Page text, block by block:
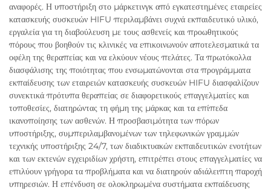
αναφορές. Η υποστήριξη στο μάρκετινγκ από εγκατεστημένες εταιρείες
κατασκευής συσκευών HIFU περιλαμβάνει συχνά εκπαιδευτικό υλικό,
εργαλεία για τη διαβούλευση με τους ασθενείς και προωθητικούς
πόρους που βοηθούν τις κλινικές να επικοινωνούν αποτελεσματικά τα
οφέλη της θεραπείας και να ελκύουν νέους πελάτες. Τα πρωτόκολλα
διασφάλισης της ποιότητας που ενσωματώνονται στα προγράμματα
εκπαίδευσης των εταιρειών κατασκευής συσκευών HIFU διασφαλίζουν
συνεκτικά πρότυπα θεραπείας σε διαφορετικούς επαγγελματίες και
τοποθεσίες, διατηρώντας τη φήμη της μάρκας και τα επίπεδα
ικανοποίησης των ασθενών. Η προσβασιμότητα των πόρων
υποστήριξης, συμπεριλαμβανομένων των τηλεφωνικών γραμμών
τεχνικής υποστήριξης 24/7, των διαδικτυακών εκπαιδευτικών ενοτήτων
και των εκτενών εγχειριδίων χρήστη, επιτρέπει στους επαγγελματίες να
επιλύουν γρήγορα τα προβλήματα και να διατηρούν αδιάλειπτη παροχή
υπηρεσιών. Η επένδυση σε ολοκληρωμένα συστήματα εκπαίδευσης